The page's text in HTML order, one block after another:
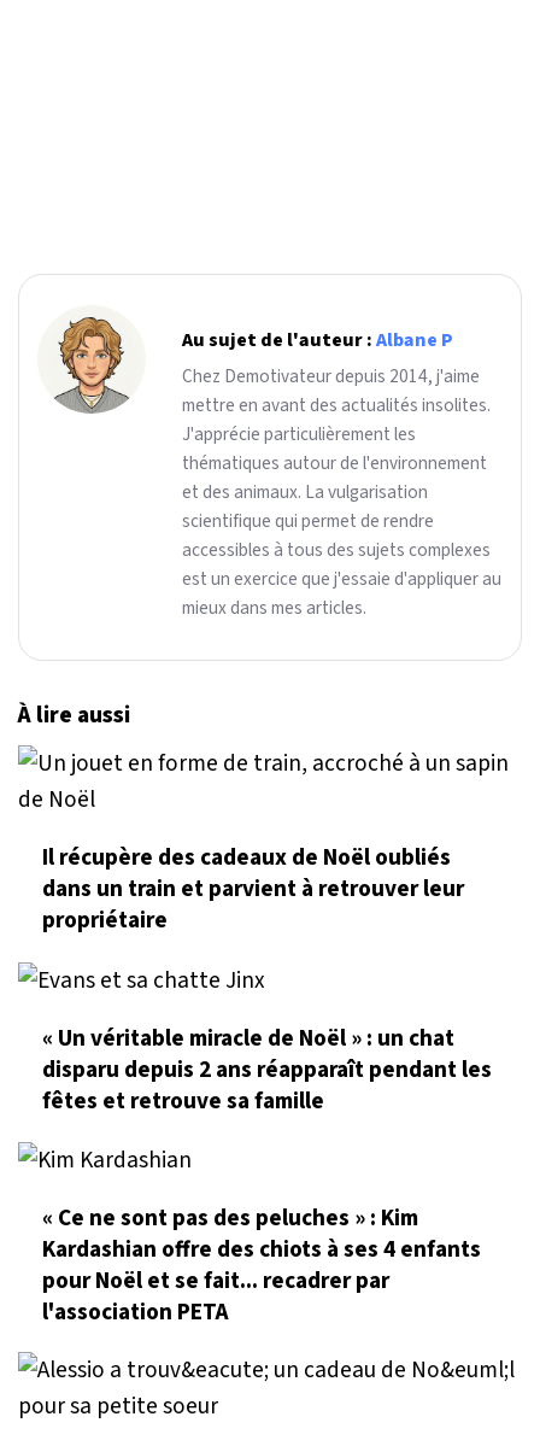
Au sujet de l'auteur :Albane P
Chez Demotivateur depuis 2014, j'aime
mettre en avant des actualités insolites.
J'apprécie particulièrement les
thématiques autour de l'environnement
et des animaux. La vulgarisation
scientifique qui permet de rendre
accessibles à tous des sujets complexes
est un exercice que j'essaie d'appliquer au
mieux dans mes articles.
À lire aussi
Il récupère des cadeaux de Noël oubliés
dans un train et parvient à retrouver leur
propriétaire
« Un véritable miracle de Noël » : un chat
disparu depuis 2 ans réapparaît pendant les
fêtes et retrouve sa famille
« Ce ne sont pas des peluches » : Kim
Kardashian offre des chiots à ses 4 enfants
pour Noël et se fait... recadrer par
l'association PETA